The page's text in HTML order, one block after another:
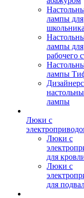
лампы для
школьника
лампы для
рабочего
лампы
лампы
Люки с
Люки с
для
Люки с
для